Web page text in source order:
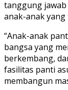
tanggung jawab
anak-anak
“Anak-anak
bangsa yang
berkembang,
fasilitas panti
membangun